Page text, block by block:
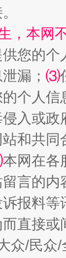
规模
，本网
您的个
漏； ⑶
个人
入或
和共
本网在各
言的内
报料
直接
众/民